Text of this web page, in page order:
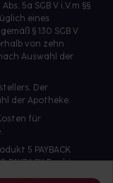
5a SGB V i.V.m §§
eines
§ 130 SGB V
von zehn
Auswahl der
Der
der Apotheke.
für
5 PAYBACK
PAYBACK Punkte